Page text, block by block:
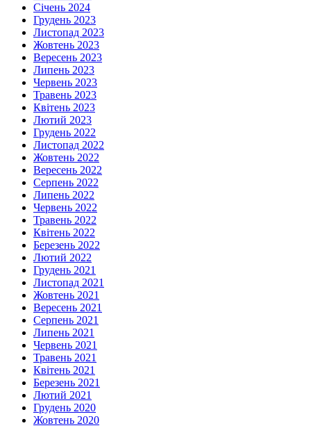
Січень 2024
Грудень 2023
Листопад 2023
Жовтень 2023
Вересень 2023
Липень 2023
Червень 2023
Травень 2023
Квітень 2023
Лютий 2023
Грудень 2022
Листопад 2022
Жовтень 2022
Вересень 2022
Серпень 2022
Липень 2022
Червень 2022
Травень 2022
Квітень 2022
Березень 2022
Лютий 2022
Грудень 2021
Листопад 2021
Жовтень 2021
Вересень 2021
Серпень 2021
Липень 2021
Червень 2021
Травень 2021
Квітень 2021
Березень 2021
Лютий 2021
Грудень 2020
Жовтень 2020